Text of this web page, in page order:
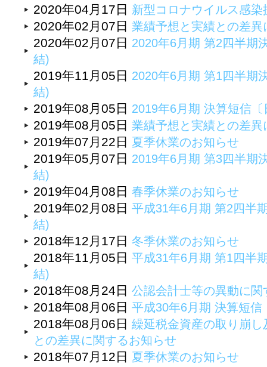
2020年04月17日 新型コロナウイルス感染
2020年02月07日 業績予想と実績との差
2020年02月07日 2020年6月期 第2四半期
結)
2019年11月05日 2020年6月期 第1四半期
結)
2019年08月05日 2019年6月期 決算短信
2019年08月05日 業績予想と実績との差
2019年07月22日 夏季休業のお知らせ
2019年05月07日 2019年6月期 第3四半期
結)
2019年04月08日 春季休業のお知らせ
2019年02月08日 平成31年6月期 第2四半
結)
2018年12月17日 冬季休業のお知らせ
2018年11月05日 平成31年6月期 第1四半
結)
2018年08月24日 公認会計士等の異動に関
2018年08月06日 平成30年6月期 決算短
2018年08月06日 繰延税金資産の取り崩
との差異に関するお知らせ
2018年07月12日 夏季休業のお知らせ